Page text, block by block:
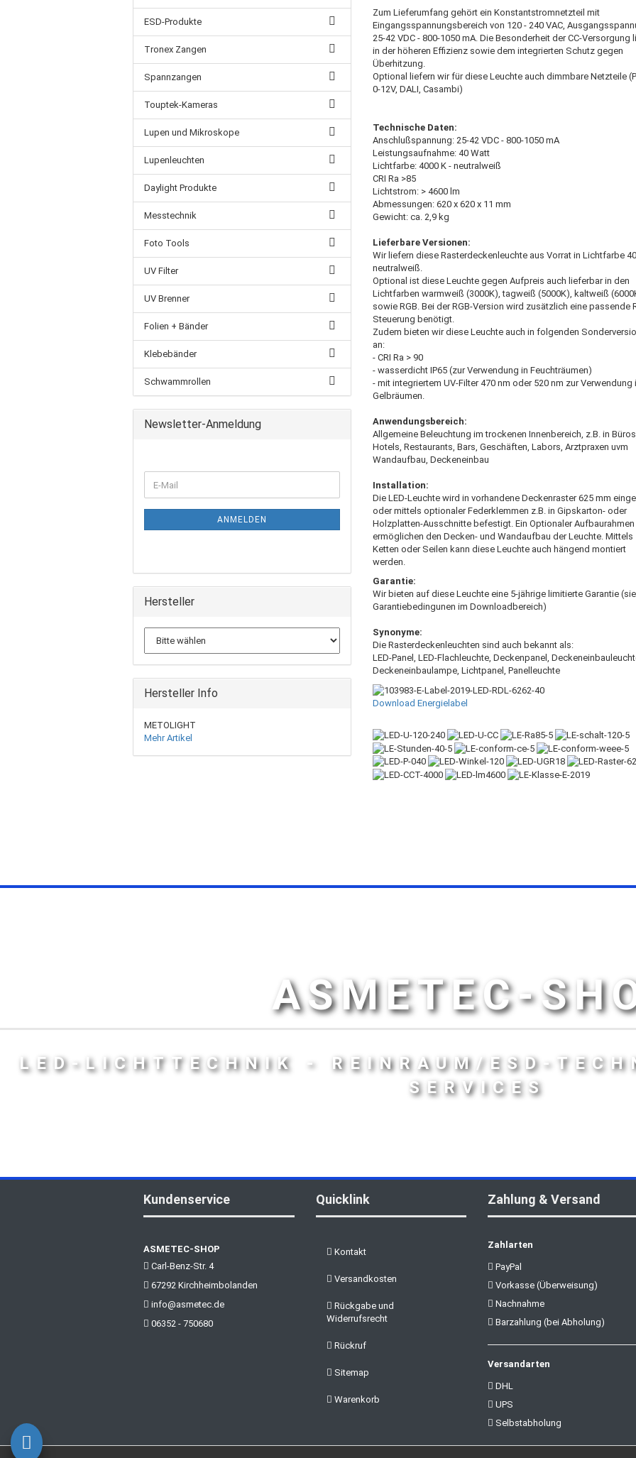
Zum Lieferumfang gehört ein Konstantstromnetzteil mit
Eingangsspannungsbereich von 120 - 240 VAC,
25-42 VDC - 800-1050 mA. Die Besonderheit der CC-Versorgung
in der höheren Effizienz sowie dem integrierten Schutz gegen
Überhitzung.
Optional liefern wir für diese Leuchte auch dimmbare Netzteile
0-12V, DALI, Casambi)
Technische Daten:
Anschlußspannung: 25-42 VDC - 800-1050 mA
Leistungsaufnahme: 40 Watt
Lichtfarbe: 4000 K - neutralweiß
CRI Ra >85
Lichtstrom: > 4600 lm
Abmessungen: 620 x 620 x 11 mm
Gewicht: ca. 2,9 kg
Lieferbare Versionen:
Wir liefern diese Rasterdeckenleuchte aus Vorrat in Lichtfarbe
neutralweiß.
Optional ist diese Leuchte gegen Aufpreis auch lieferbar in den
Lichtfarben warmweiß (3000K), tagweiß (5000K), kaltweiß
sowie RGB. Bei der RGB-Version wird zusätzlich eine passende
Steuerung benötigt.
Zudem bieten wir diese Leuchte auch in folgenden
an:
- CRI Ra > 90
- wasserdicht IP65 (zur Verwendung in Feuchträumen)
- mit integriertem UV-Filter 470 nm oder 520 nm zur Verwendung
Gelbräumen.
Anwendungsbereich:
Allgemeine Beleuchtung im trockenen Innenbereich, z.B. in
Hotels, Restaurants, Bars, Geschäften, Labors, Arztpraxen uvm
Wandaufbau, Deckeneinbau
Installation:
Die LED-Leuchte wird in vorhandene Deckenraster 625 mm
oder mittels optionaler Federklemmen z.B. in Gipskarton- oder
Holzplatten-Ausschnitte befestigt. Ein Optionaler Aufbaurahmen
ermöglichen den Decken- und Wandaufbau der Leuchte. Mittels
Ketten oder Seilen kann diese Leuchte auch hängend montiert
werden.
Garantie:
Wir bieten auf diese Leuchte eine 5-jährige limitierte Garantie
Garantiebedingunen im Downloadbereich)
Synonyme:
Die Rasterdeckenleuchten sind auch bekannt als:
LED-Panel, LED-Flachleuchte, Deckenpanel,
Deckeneinbaulampe, Lichtpanel, Panelleuchte
Download Energielabel
ESD-Produkte
Tronex Zangen
Spannzangen
Touptek-Kameras
Lupen und Mikroskope
Lupenleuchten
Daylight Produkte
Messtechnik
Foto Tools
UV Filter
UV Brenner
Folien + Bänder
Klebebänder
Schwammrollen
Newsletter-Anmeldung
ANMELDEN
Hersteller
Hersteller Info
METOLIGHT
Mehr Artikel
ASMETEC-
LED-LICHTTECHNIK - REINRAUM/ESD-
SERVICES
Kundenservice
ASMETEC-SHOP
Carl-Benz-Str. 4
67292 Kirchheimbolanden
info@asmetec.de
06352 - 750680
Quicklink
Kontakt
Versandkosten
Rückgabe und
Widerrufsrecht
Rückruf
Sitemap
Warenkorb
Zahlung & Versand
Zahlarten
PayPal
Vorkasse (Überweisung)
Nachnahme
Barzahlung (bei Abholung)
Versandarten
DHL
UPS
Selbstabholung